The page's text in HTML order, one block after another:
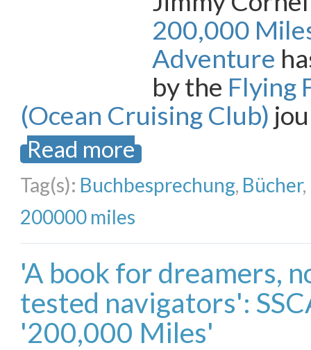
200,000
Adventure
by the Flying
(Ocean Cruising Club)
Read more
Tag(s): Buchbesprechung, Bücher,
200000 miles
'A book for dreamers,
tested navigators':
'200,000 Miles'